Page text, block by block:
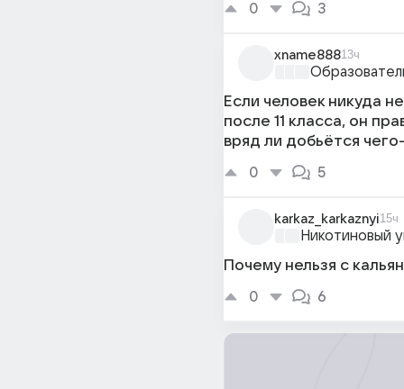
0
3
xname88813ч
Если человек никуда
после 11 класса, он
вряд ли добьётся
0
5
karkaz_karkaznyi15ч
Никотиновый
Почему нельзя с
0
6